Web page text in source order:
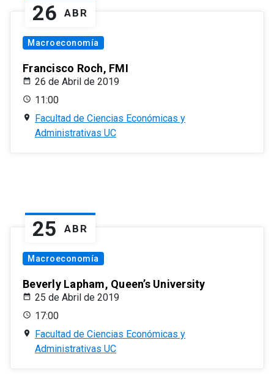
26 ABR
Macroeconomía
Francisco Roch, FMI
26 de Abril de 2019
11:00
Facultad de Ciencias Económicas y
Administrativas UC
25 ABR
Macroeconomía
Beverly Lapham, Queen’s University
25 de Abril de 2019
17:00
Facultad de Ciencias Económicas y
Administrativas UC